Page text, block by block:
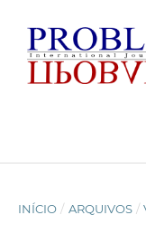
INÍCIO / ARQUIVOS /